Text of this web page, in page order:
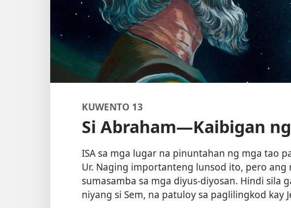
KUWENTO 13
Si Abraham—Kaibigan
ISA sa mga lugar na pinuntahan ng mga tao
Ur. Naging importanteng lunsod ito, pero ang
sumasamba sa mga diyus-diyosan. Hindi sila
niyang si Sem, na patuloy sa paglilingkod kay